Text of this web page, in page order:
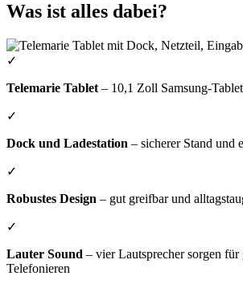
Was ist alles dabei?
✓
Telemarie Tablet – 10,1 Zoll Samsung-
✓
Dock und Ladestation – sicherer Stand und
✓
Robustes Design – gut greifbar und
✓
Lauter Sound – vier Lautsprecher sorgen
Telefonieren